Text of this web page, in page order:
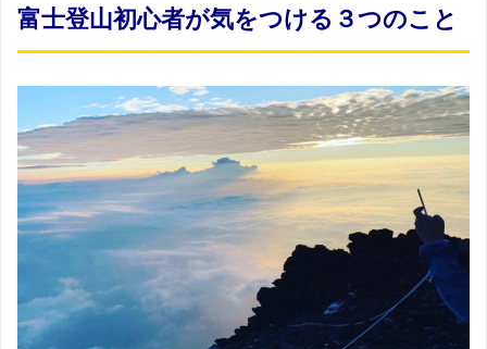
富士登山初心者が気をつける３つのこと